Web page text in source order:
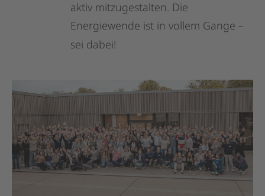
aktiv mitzugestalten. Die
Energiewende ist in vollem Gange –
sei dabei!